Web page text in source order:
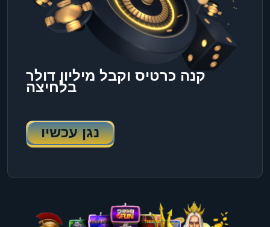
קנה כרטיס וקבל מיליון דולר
בלחיצה
נגן עכשיו